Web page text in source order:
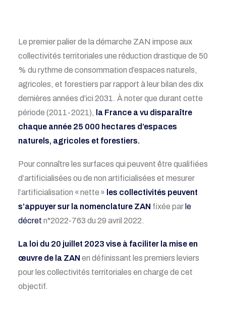
Le premier palier de ladémarche ZAN impose aux
collectivités territoriales une réduction drastique de 50
% du rythme de consommation d’espaces naturels,
agricoles, et forestiers par rapport à leur bilan des dix
dernières années d’ici 2031. À noter que durant cette
période (2011-2021), la France a vu disparaître
chaque année 25 000 hectares d’espaces
naturels, agricoles et forestiers.
Pour connaître les surfaces qui peuvent être qualifiées
d’artificialisées ou de non artificialisées et mesurer
l’artificialisation « nette » les collectivités peuvent
s’appuyer sur la nomenclature ZAN fixée par le
décret n°2022-763 du 29 avril 2022.
La loi du 20 juillet 2023 vise à faciliter la mise en
œuvre de la ZAN en définissant les premiers leviers
pour les collectivités territoriales en charge de cet
objectif.